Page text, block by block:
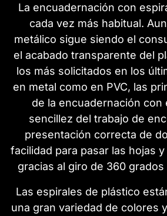
La encuadernación con
cada vez más habitual.
metálico sigue siendo el
el acabado transparente del
los más solicitados en los
en metal como en PVC, las
de la encuadernación con
sencillez del trabajo de
presentación correcta de
facilidad para pasar las hojas
gracias al giro de 360 grados
Las espirales de plástico
una gran variedad de colores